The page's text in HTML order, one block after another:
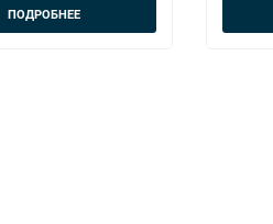
ПОДРОБНЕЕ